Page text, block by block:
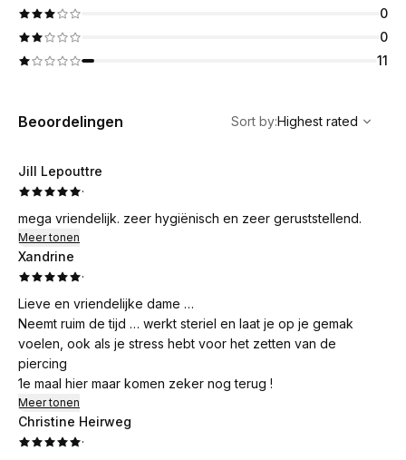
0
0
11
Beoordelingen
Highest rated
Sort by:Highest rated
Jill Lepouttre
·
mega vriendelijk. zeer hygiënisch en zeer geruststellend.
Meer tonen
Xandrine
·
Lieve en vriendelijke dame …
Neemt ruim de tijd … werkt steriel en laat je op je gemak
voelen, ook als je stress hebt voor het zetten van de
piercing
1e maal hier maar komen zeker nog terug !
Meer tonen
Christine Heirweg
·